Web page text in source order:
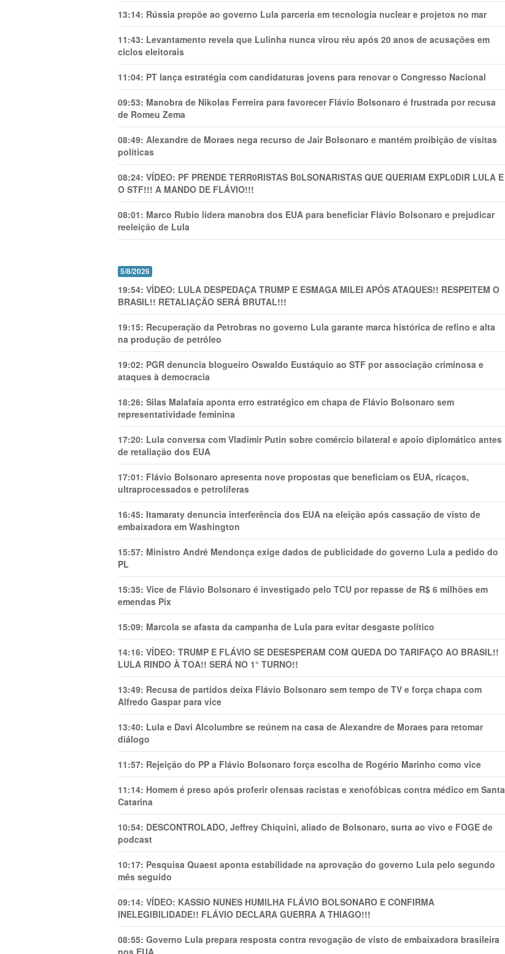
13:14: Rússia propõe ao governo Lula parceria em tecnologia nuclear e projetos no mar
11:43: Levantamento revela que Lulinha nunca virou réu após 20 anos de acusações em
ciclos eleitorais
11:04: PT lança estratégia com candidaturas jovens para renovar o Congresso Nacional
09:53: Manobra de Nikolas Ferreira para favorecer Flávio Bolsonaro é frustrada por recusa
de Romeu Zema
08:49: Alexandre de Moraes nega recurso de Jair Bolsonaro e mantém proibição de visitas
políticas
08:24: VÍDEO: PF PRENDE TERR0RlSTAS B0LSONARlSTAS QUE QUERIAM EXPL0DlR LULA E
O STF!!! A MANDO DE FLÁVIO!!!
08:01: Marco Rubio lidera manobra dos EUA para beneficiar Flávio Bolsonaro e prejudicar
reeleição de Lula
5/8/2026
19:54: VÍDEO: LULA DESPEDAÇA TRUMP E ESMAGA MILEI APÓS ATAQUES!! RESPEITEM O
BRASIL!! RETALIAÇÃO SERÁ BRUTAL!!!
19:15: Recuperação da Petrobras no governo Lula garante marca histórica de refino e alta
na produção de petróleo
19:02: PGR denuncia blogueiro Oswaldo Eustáquio ao STF por associação criminosa e
ataques à democracia
18:26: Silas Malafaia aponta erro estratégico em chapa de Flávio Bolsonaro sem
representatividade feminina
17:20: Lula conversa com Vladimir Putin sobre comércio bilateral e apoio diplomático antes
de retaliação dos EUA
17:01: Flávio Bolsonaro apresenta nove propostas que beneficiam os EUA, ricaços,
ultraprocessados e petrolíferas
16:45: Itamaraty denuncia interferência dos EUA na eleição após cassação de visto de
embaixadora em Washington
15:57: Ministro André Mendonça exige dados de publicidade do governo Lula a pedido do
PL
15:35: Vice de Flávio Bolsonaro é investigado pelo TCU por repasse de R$ 6 milhões em
emendas Pix
15:09: Marcola se afasta da campanha de Lula para evitar desgaste político
14:16: VÍDEO: TRUMP E FLÁVIO SE DESESPERAM COM QUEDA DO TARIFAÇO AO BRASIL!!
LULA RINDO À TOA!! SERÁ NO 1° TURNO!!
13:49: Recusa de partidos deixa Flávio Bolsonaro sem tempo de TV e força chapa com
Alfredo Gaspar para vice
13:40: Lula e Davi Alcolumbre se reúnem na casa de Alexandre de Moraes para retomar
diálogo
11:57: Rejeição do PP a Flávio Bolsonaro força escolha de Rogério Marinho como vice
11:14: Homem é preso após proferir ofensas racistas e xenofóbicas contra médico em Santa
Catarina
10:54: DESCONTROLADO, Jeffrey Chiquini, aliado de Bolsonaro, surta ao vivo e FOGE de
podcast
10:17: Pesquisa Quaest aponta estabilidade na aprovação do governo Lula pelo segundo
mês seguido
09:14: VÍDEO: KASSIO NUNES HUMlLHA FLÁVIO BOLSONARO E CONFIRMA
INELEGIBILIDADE!! FLÁVIO DECLARA GUERRA A THIAGO!!!
08:55: Governo Lula prepara resposta contra revogação de visto de embaixadora brasileira
nos EUA